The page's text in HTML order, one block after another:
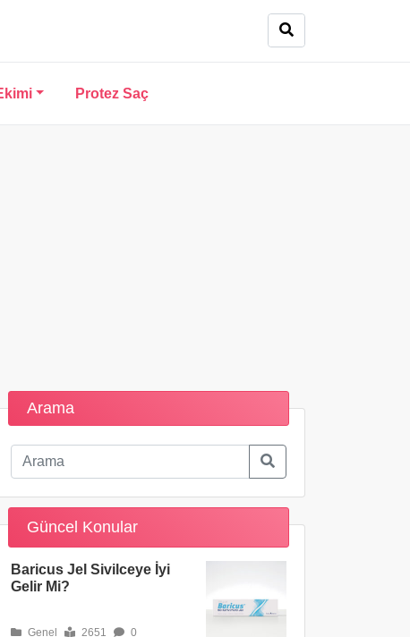
Protez Saç
Arama
Güncel Konular
Baricus Jel Sivilceye İyi
Gelir Mi?
Genel 2651 0